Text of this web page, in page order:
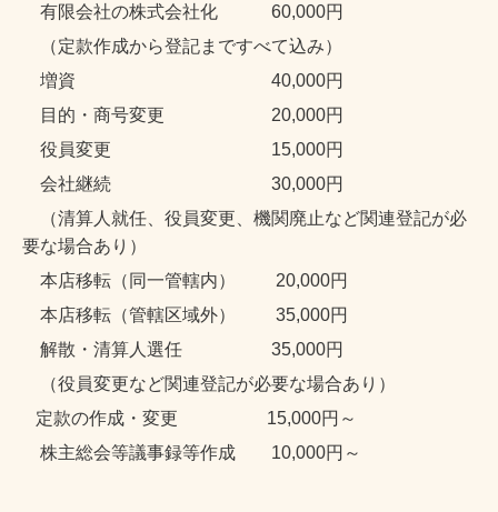
有限会社の株式会社化 60,000円
（定款作成から登記まですべて込み）
増資 40,000円
目的・商号変更 20,000円
役員変更 15,000円
会社継続 30,000円
（清算人就任、役員変更、機関廃止など関連登記が必
要な場合あり）
本店移転（同一管轄内） 20,000円
本店移転（管轄区域外） 35,000円
解散・清算人選任 35,000円
（役員変更など関連登記が必要な場合あり）
定款の作成・変更 15,000円～
株主総会等議事録等作成 10,000円～